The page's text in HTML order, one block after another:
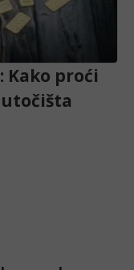
Kako proći